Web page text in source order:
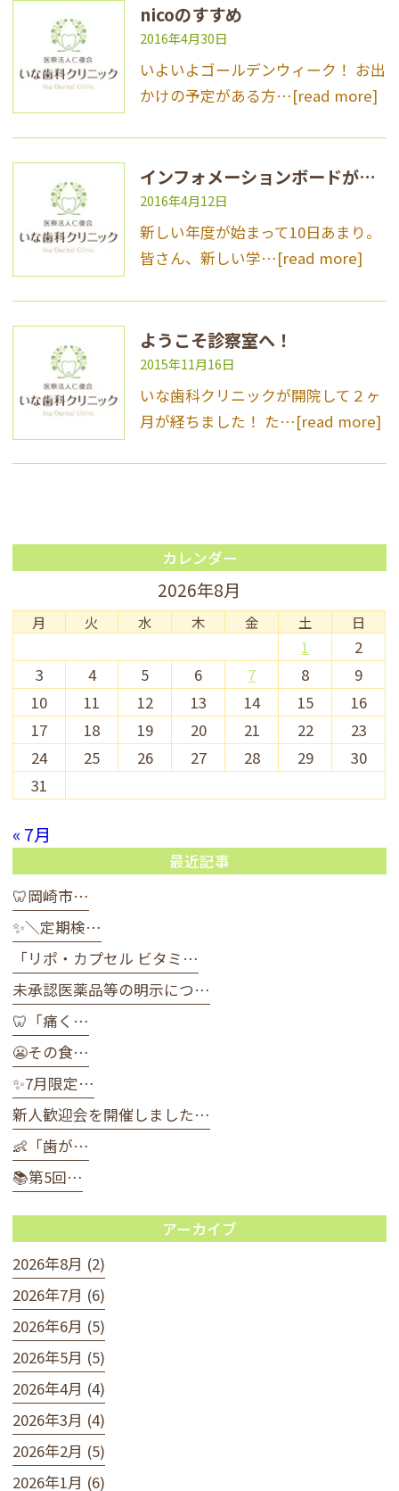
nicoのすすめ
2016年4月30日
いよいよゴールデンウィーク！ お出
かけの予定がある方…[read more]
インフォメーションボードがつきました！
2016年4月12日
新しい年度が始まって10日あまり。
皆さん、新しい学…[read more]
ようこそ診察室へ！
2015年11月16日
いな歯科クリニックが開院して２ヶ
月が経ちました！ た…[read more]
カレンダー
2026年8月
月 火 水 木 金 土 日
1
2
3
4 5 6 7 8
9
10
11 12 13 14 15
16
17
18 19 20 21 22
23
24
25 26 27 28 29
30
31
« 7月
最近記事
🦷岡崎市…
✨＼定期検…
「リポ・カプセル ビタミ…
未承認医薬品等の明示につ…
🦷「痛く…
😬その食…
✨7月限定…
新人歓迎会を開催しました…
👶「歯が…
📚第5回…
アーカイブ
2026年8月 (2)
2026年7月 (6)
2026年6月 (5)
2026年5月 (5)
2026年4月 (4)
2026年3月 (4)
2026年2月 (5)
2026年1月 (6)